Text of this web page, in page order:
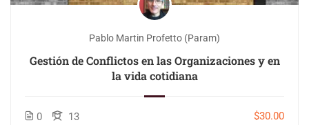
Pablo Martin Profetto (Param)
Gestión de Conflictos en las Organizaciones y en
la vida cotidiana
0 13 $30.00